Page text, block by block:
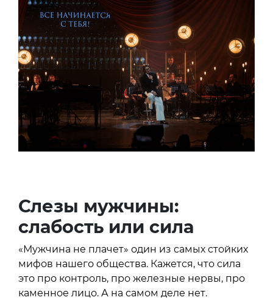
Слезы мужчины:
слабость или сила
«Мужчина не плачет» один из самых стойких
мифов нашего общества. Кажется, что сила
это про контроль, про железные нервы, про
каменное лицо. А на самом деле нет.